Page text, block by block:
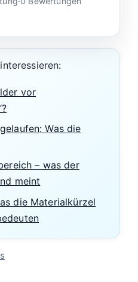
vor
Was die
– was der
meint
die Materialkürzel